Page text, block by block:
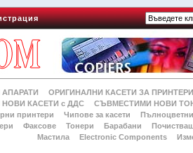
ОРИГИНАЛНИ КАСЕТИ ЗА
КАСЕТИ с ДДС
СЪВМЕСТИМИ НОВИ
принтери
Чипове за касети
Факсове Тонери Барабани
Мастила
Electronic Components